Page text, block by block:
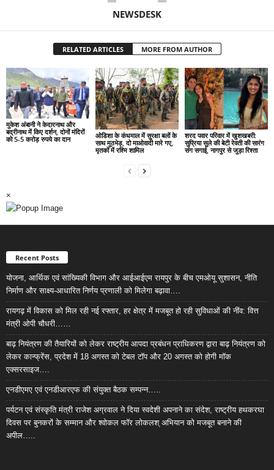
NEWSDESK
RELATED ARTICLES MORE FROM AUTHOR
मुकेश अंबानी ने केदारनाथ और
बद्रीनाथ में किए दर्शन, दोनों मंदिरों
को 5-5 करोड़ रुपये का दान
ओडिशा के कंधमाल में सुरक्षा बलों के
साथ मुठभेड़, दो माओवादी मारे गए,
मृतकों में रश्मि शामिल
शरद पवार परिवार में खुशखबरी:
सुप्रिया सुले की बेटी रेवती की सारंग
संग सगाई, नागपुर से जुड़ा रिश्ता
×
Recent Posts
योजना, आर्थिक एवं सांख्यिकी विभाग और आईआईएम रायपुर के बीच एमओयू सुशासन, नीति
निर्माण और साक्ष्य-आधारित निर्णय प्रणाली को मिलेगा बढ़ावा….
रायगढ़ में विकास को मिल रही नई रफ्तार, हर क्षेत्र में मजबूत हो रही सुविधाओं की नींव: वित्त
मंत्री ओपी चौधरी……
बाढ़ नियंत्रण की तैयारियों को लेकर राष्ट्रीय आपदा प्रबंधन प्राधिकरण द्वारा बाढ़ नियंत्रण को
लेकर कान्फ्रेंस, प्रदेश में 18 अगस्त को टेबल टॉप और 20 अगस्त को होगी मॉक
एक्सरसाइज….
एनडीएमए एवं एनडीआरएफ की संयुक्त बैठक सम्पन्न…..
पर्यटन एवं संस्कृति मंत्री राजेश अग्रवाल ने दिया स्वदेशी अपनाने का संदेश, राष्ट्रीय हथकरघा
दिवस पर बुनकरों के सम्मान और श्वोकल फॉर लोकलश् अभियान को मजबूत बनाने की
अपील…..